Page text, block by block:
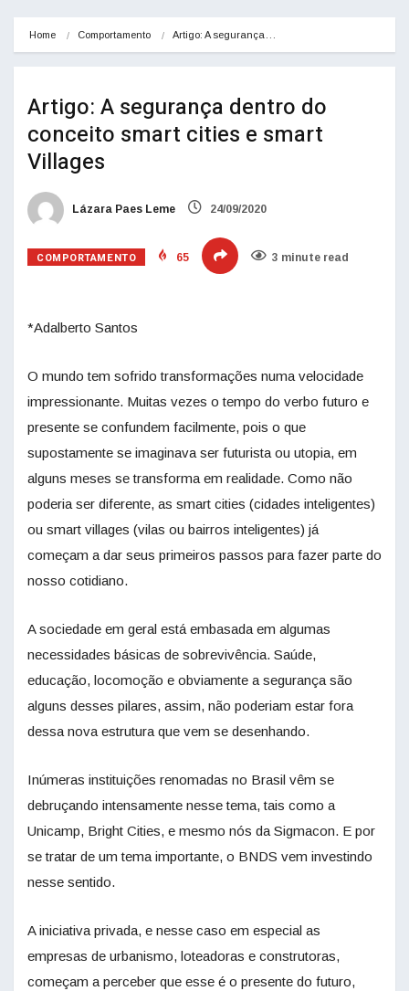
Home Comportamento Artigo: A segurança…
Artigo: A segurança dentro do
conceito smart cities e smart
Villages
Lázara Paes Leme 24/09/2020
COMPORTAMENTO 65 3 minute read
*Adalberto Santos
O mundo tem sofrido transformações numa velocidade
impressionante. Muitas vezes o tempo do verbo futuro e
presente se confundem facilmente, pois o que
supostamente se imaginava ser futurista ou utopia, em
alguns meses se transforma em realidade. Como não
poderia ser diferente, as smart cities (cidades inteligentes)
ou smart villages (vilas ou bairros inteligentes) já
começam a dar seus primeiros passos para fazer parte do
nosso cotidiano.
A sociedade em geral está embasada em algumas
necessidades básicas de sobrevivência. Saúde,
educação, locomoção e obviamente a segurança são
alguns desses pilares, assim, não poderiam estar fora
dessa nova estrutura que vem se desenhando.
Inúmeras instituições renomadas no Brasil vêm se
debruçando intensamente nesse tema, tais como a
Unicamp, Bright Cities, e mesmo nós da Sigmacon. E por
se tratar de um tema importante, o BNDS vem investindo
nesse sentido.
A iniciativa privada, e nesse caso em especial as
empresas de urbanismo, loteadoras e construtoras,
começam a perceber que esse é o presente do futuro,